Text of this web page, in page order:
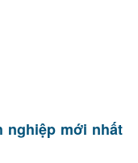
nghiệp mới nhất